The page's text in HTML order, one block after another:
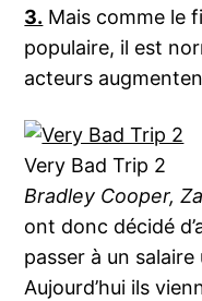
3. Mais comme le
populaire, il est
acteurs
Very Bad Trip 2
Bradley Cooper,
ont donc décidé
passer à un
Aujourd’hui ils